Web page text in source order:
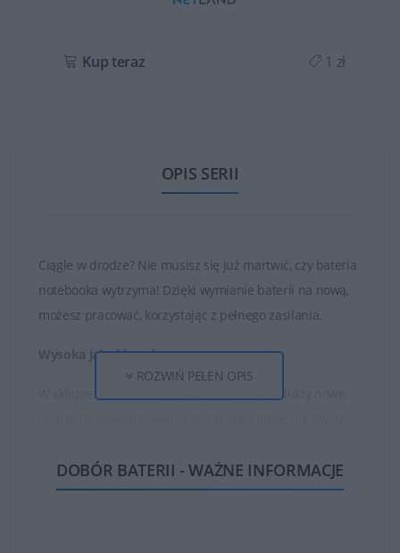
Kup teraz 1 zł
OPIS SERII
Ciągle w drodze? Nie musisz się już martwić, czy bateria
notebooka wytrzyma! Dzięki wymianie baterii na nową,
możesz pracować, korzystając z pełnego zasilania.
Wysoka jakość ogniw
W sklepie DELL24 oferujemy wyłącznie produkty nowe,
Dzięki temu zakupione baterie są w stanie działać długo
i bezawaryjnie.
ROZWIŃ PEŁEN OPIS
DOBÓR BATERII - WAŻNE INFORMACJE